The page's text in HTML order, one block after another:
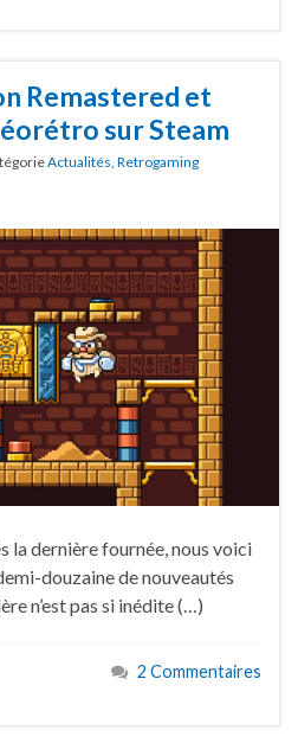
Remastered et
sur Steam
Actualités, Retrogaming
la dernière fournée, nous voici
douzaine de nouveautés
n’est pas si inédite (…)
2 Commentaires